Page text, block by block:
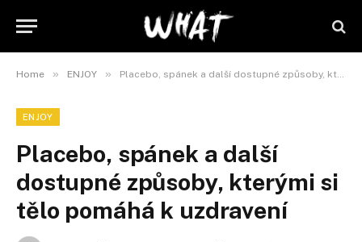
Home » ENJOY » Placebo, spánek a další dostupné způsoby, kterými si tělo pomáhá k uzdravení
ENJOY
Placebo, spánek a další
dostupné způsoby, kterými si
tělo pomáhá k uzdravení